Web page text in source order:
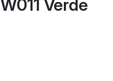
Verde